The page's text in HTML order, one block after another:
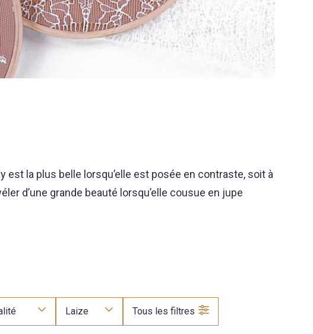
est la plus belle lorsqu’elle est posée en contraste, soit à
d’une grande beauté lorsqu’elle cousue en jupe
Laize Tous les filtres